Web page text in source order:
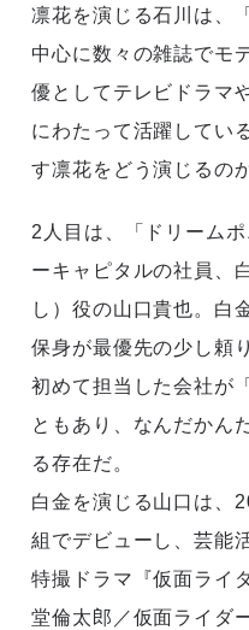
凛花を演じる石川は、
中心に数々の雑誌でモ
優としてテレビドラマ
にわたって活躍してい
す凛花をどう演じるの
2人目は、「ドリーム
ーキャピタルの社員、
し）役の山口貴也。白
保身が最優先の少し頼
初めて担当した会社が
ともあり、なんだかん
る存在だ。
白金を演じる山口は、
組でデビューし、芸能
特撮ドラマ『仮面ライ
堂倫太郎／仮面ライダ